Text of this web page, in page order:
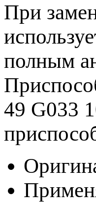
При
полным
49 G033